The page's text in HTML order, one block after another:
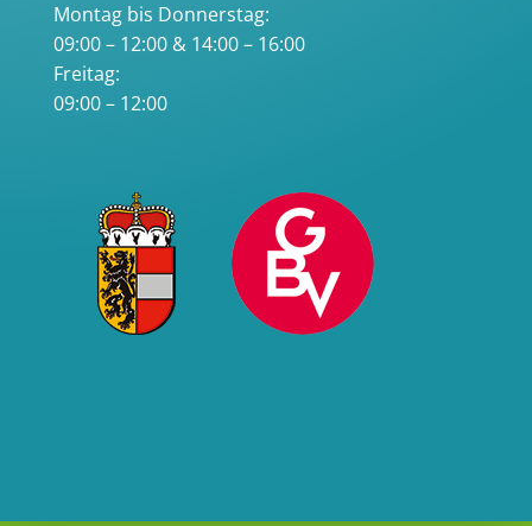
Montag bis Donnerstag:
09:00 – 12:00 & 14:00 – 16:00
Freitag:
09:00 – 12:00